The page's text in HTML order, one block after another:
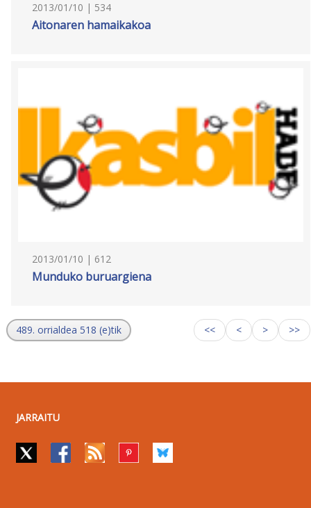
2013/01/10 | 534
Aitonaren hamaikakoa
2013/01/10 | 612
Munduko buruargiena
489. orrialdea 518 (e)tik << < > >>
JARRAITU